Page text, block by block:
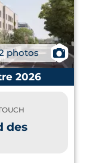
photos
📷
2026
des